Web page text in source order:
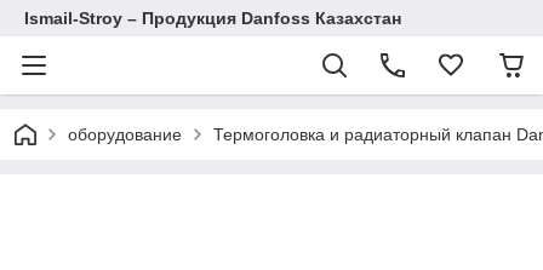
Ismail-Stroy – Продукция Danfoss Казахстан
оборудование Термоголовка и радиаторный клапан